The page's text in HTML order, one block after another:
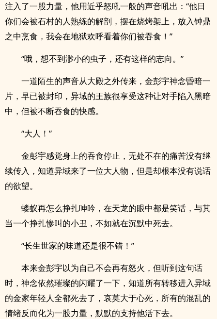
注入了一股力量，他用近乎怒吼一般的声音吼出：“他日
你们会被石村的人熟练的解剖，摆在烧烤架上，放入钟鼎
之中烹食，我会在地狱欢呼看着你们被吞食！”
“哦，想不到渺小的虫子，还有这样的志向。”
一道陌生的声音从大殿之外传来，金彭宇神念昏暗一
片，早已被封印，异域的王族很享受这种让对手陷入黑暗
中，但被不断吞食的快感。
“大人！”
金彭宇感觉身上的吞食停止，无处不在的痛苦没有继
续传入，知道异域来了一位大人物，但是却根本没有说话
的欲望。
蝼蚁再怎么挣扎呻吟，在天龙的眼中都是笑话，与其
当一个挣扎惨叫的小丑，不如就在沉默中死去。
“长生世家的味道还是很不错！”
本来金彭宇以为自己不会再有怒火，但听到这句话
时，神念依然璀璨的闪耀了一下，知道所有转移进入异域
的金家年轻人全都死去了，哀莫大于心死，所有的混乱的
情绪反而化为一股力量，默默的支持他活下去。